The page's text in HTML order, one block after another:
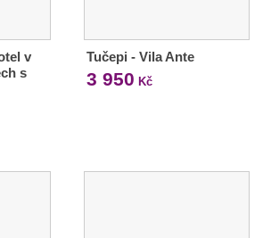
v
s
Tučepi - Vila Ante
3 950 Kč